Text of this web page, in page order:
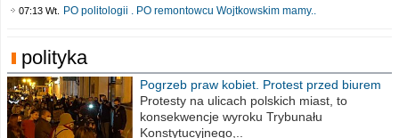
07:13 Wt. PO politologii . PO remontowcu Wojtkowskim mamy..
polityka
Pogrzeb praw kobiet. Protest przed biurem
poselskim PiS
Protesty na ulicach polskich miast, to
konsekwencje wyroku Trybunału
Konstytucyjnego,..